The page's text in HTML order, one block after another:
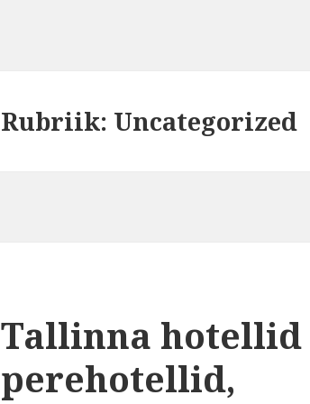
Rubriik: Uncategorized
Tallinna hotellid
perehotellid,